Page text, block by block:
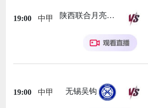
19:00 中甲 陕西联合月亮泊队
19:00 中甲 无锡吴钩